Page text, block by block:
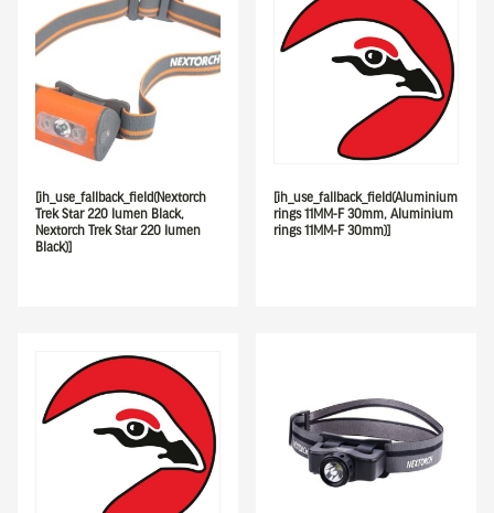
[ih_use_fallback_field(Nextorch
Trek Star 220 lumen Black,
Nextorch Trek Star 220 lumen
Black)]
[ih_use_fallback_field(Aluminium
rings 11MM-F 30mm, Aluminium
rings 11MM-F 30mm)]